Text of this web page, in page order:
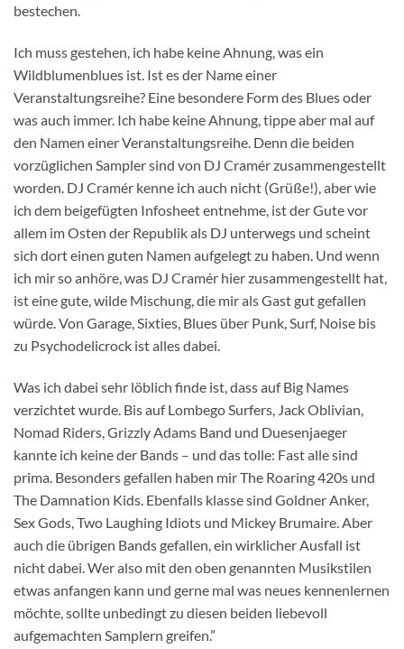
bestechen.
Ich muss gestehen, ich habe keine Ahnung, was ein
Wildblumenblues ist. Ist es der Name einer
Veranstaltungsreihe? Eine besondere Form des Blues oder
was auch immer. Ich habe keine Ahnung, tippe aber mal auf
den Namen einer Veranstaltungsreihe. Denn die beiden
vorzüglichen Sampler sind von DJ Cramér zusammengestellt
worden. DJ Cramér kenne ich auch nicht (Grüße!), aber wie
ich dem beigefügten Infosheet entnehme, ist der Gute vor
allem im Osten der Republik als DJ unterwegs und scheint
sich dort einen guten Namen aufgelegt zu haben. Und wenn
ich mir so anhöre, was DJ Cramér hier zusammengestellt hat,
ist eine gute, wilde Mischung, die mir als Gast gut gefallen
würde. Von Garage, Sixties, Blues über Punk, Surf, Noise bis
zu Psychodelicrock ist alles dabei.
Was ich dabei sehr löblich finde ist, dass auf Big Names
verzichtet wurde. Bis auf Lombego Surfers, Jack Oblivian,
Nomad Riders, Grizzly Adams Band und Duesenjaeger
kannte ich keine der Bands – und das tolle: Fast alle sind
prima. Besonders gefallen haben mir The Roaring 420s und
The Damnation Kids. Ebenfalls klasse sind Goldner Anker,
Sex Gods, Two Laughing Idiots und Mickey Brumaire. Aber
auch die übrigen Bands gefallen, ein wirklicher Ausfall ist
nicht dabei. Wer also mit den oben genannten Musikstilen
etwas anfangen kann und gerne mal was neues kennenlernen
möchte, sollte unbedingt zu diesen beiden liebevoll
aufgemachten Samplern greifen.”